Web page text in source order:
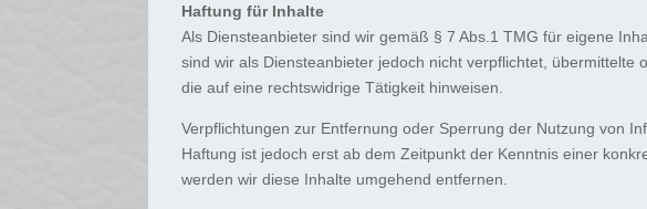
Haftung für Inhalte
Als Diensteanbieter sind wir gemäß § 7 Abs.1 TMG für eigene
sind wir als Diensteanbieter jedoch nicht verpflichtet,
die auf eine rechtswidrige Tätigkeit hinweisen.
Verpflichtungen zur Entfernung oder Sperrung der Nutzung von
Haftung ist jedoch erst ab dem Zeitpunkt der Kenntnis einer
werden wir diese Inhalte umgehend entfernen.